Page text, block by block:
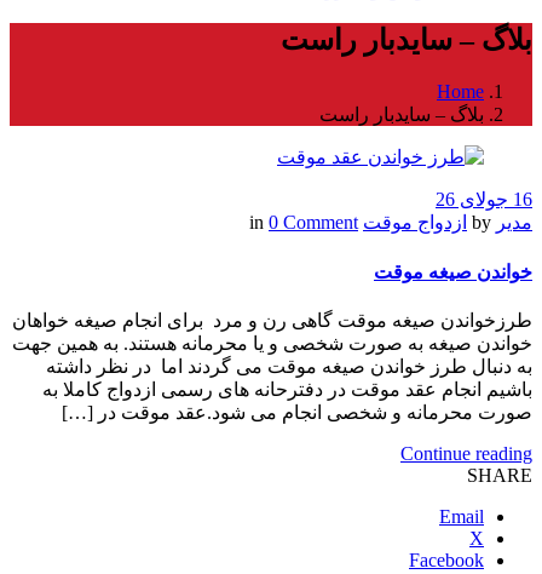
بلاگ – سایدبار راست
Home
بلاگ – سایدبار راست
16 جولای 26
مدیر
ازدواج موقت 0 Comment
خواندن صیغه موقت
طرزخواندن صیغه موقت گاهی رن و مرد برای انجام صیغه خواهان
خواندن صیغه به صورت شخصی و یا محرمانه هستند. به همین جهت
به دنبال طرز خواندن صیغه موقت می گردند اما در نظر داشته
باشیم انجام عقد موقت در دفترحانه های رسمی ازدواج کاملا به
صورت محرمانه و شخصی انجام می شود.عقد موقت در […]
Continue reading
SHARE
Email
X
Facebook